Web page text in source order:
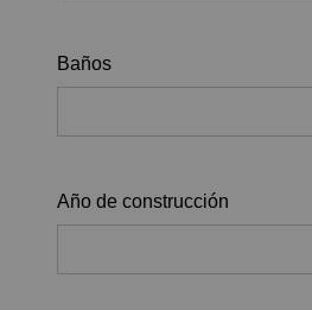
Baños
Año de construcción